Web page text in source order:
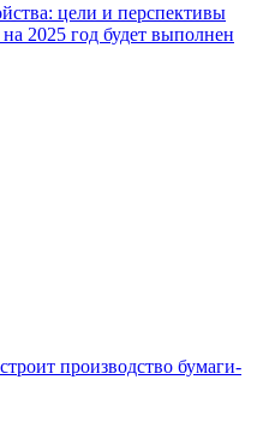
цели и перспективы
2025 год будет выполнен
производство бумаги-